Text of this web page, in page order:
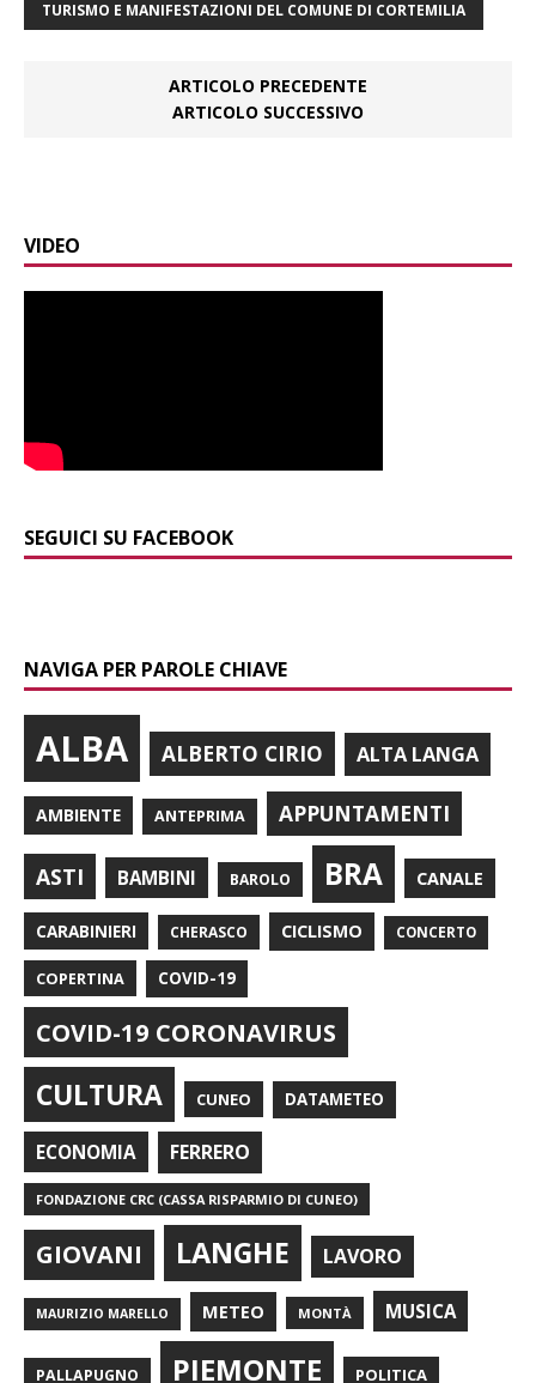
TURISMO E MANIFESTAZIONI DEL COMUNE DI CORTEMILIA
ARTICOLO PRECEDENTE
ARTICOLO SUCCESSIVO
VIDEO
SEGUICI SU FACEBOOK
NAVIGA PER PAROLE CHIAVE
ALBA ALBERTO CIRIO ALTA LANGA
AMBIENTE ANTEPRIMA APPUNTAMENTI
ASTI BAMBINI BAROLO BRA CANALE
CARABINIERI CHERASCO CICLISMO CONCERTO
COPERTINA COVID-19
COVID-19 CORONAVIRUS
CULTURA CUNEO DATAMETEO
ECONOMIA FERRERO
FONDAZIONE CRC (CASSA RISPARMIO DI CUNEO)
GIOVANI LANGHE LAVORO
MAURIZIO MARELLO METEO MONTÀ MUSICA
PALLAPUGNO PIEMONTE POLITICA